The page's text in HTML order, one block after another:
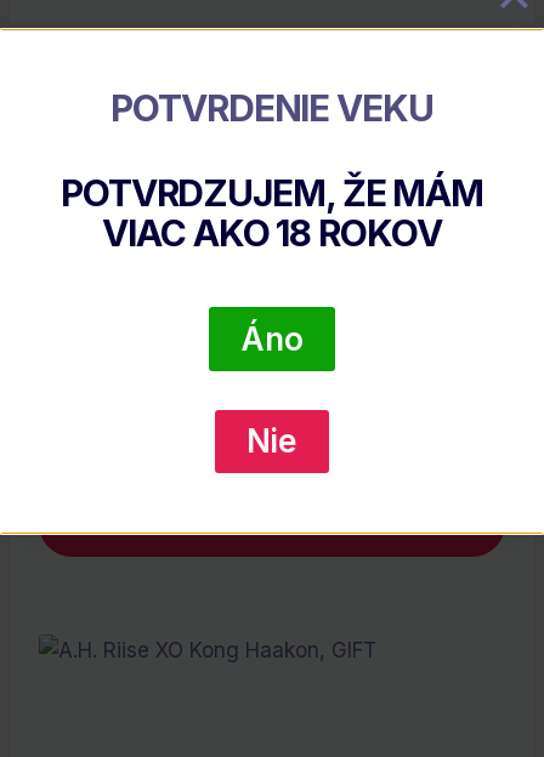
A.H. Riise Non Plus Ultra Black Edition, GIFT
POTVRDENIE VEKU
POTVRDZUJEM, ŽE MÁM
VIAC AKO18 ROKOV
Áno
Nie